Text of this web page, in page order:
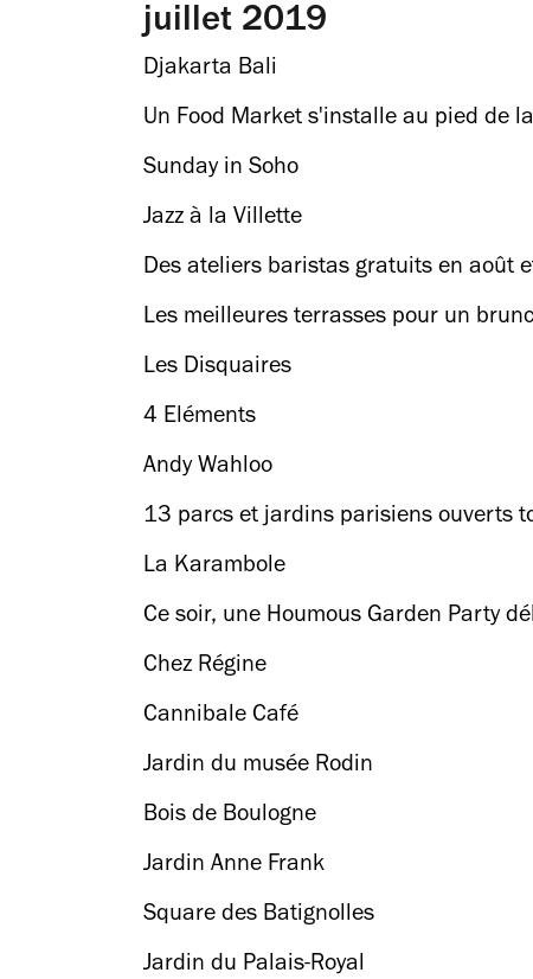
juillet 2019
Djakarta Bali
Un Food Market s'installe au pied de
Sunday in Soho
Jazz à la Villette
Des ateliers baristas gratuits en août
Les meilleures terrasses pour un
Les Disquaires
4 Eléments
Andy Wahloo
13 parcs et jardins parisiens ouverts
La Karambole
Ce soir, une Houmous Garden Party
Chez Régine
Cannibale Café
Jardin du musée Rodin
Bois de Boulogne
Jardin Anne Frank
Square des Batignolles
Jardin du Palais-Royal